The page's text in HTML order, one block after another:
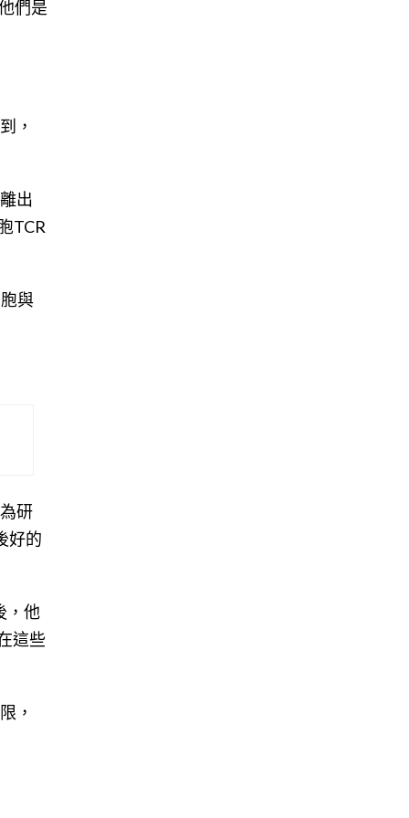
們是
，
出
TCR
與
研
好的
，他
這些
，